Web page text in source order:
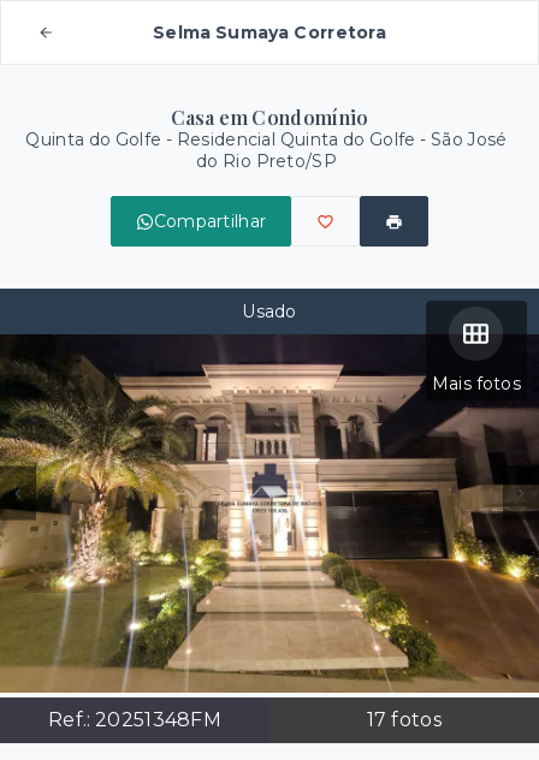
Selma Sumaya Corretora
Casa em Condomínio
Quinta do Golfe - Residencial Quinta do Golfe - São José
do Rio Preto/SP
Compartilhar
Mais fotos
Ref.: 20251348FM 17 fotos
Usado